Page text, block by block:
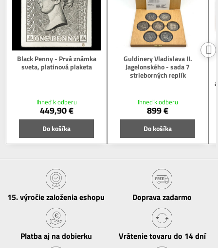
Black Penny - Prvá známka
sveta, platinová plaketa
Ihneď k odberu
449,90 €
Do košíka
Guldinery Vladislava II.
Jagelonského - sada 7
strieborných replík
Ihneď k odberu
899 €
Do košíka
15​. výročie založenia eshopu Doprava zadarmo
Platba aj na dobierku Vrátenie tovaru do 14 dní